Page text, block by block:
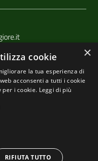
con WordPress
×
cookie
la tua esperienza di
acconsenti a tutti i cookie
per i cookie. Leggi di più
RIFIUTA TUTTO